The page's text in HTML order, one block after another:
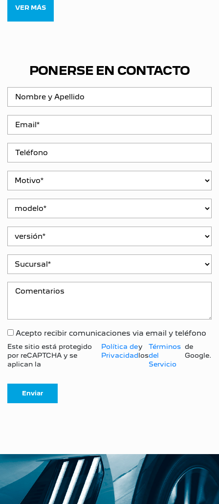
VER MÁS
PONERSE EN CONTACTO
Acepto recibir comunicaciones via email y teléfono
Este sitio está protegido
por reCAPTCHA y se
aplican la
Política de
Privacidad
y
los
Términos
del
Servicio
de
Google.